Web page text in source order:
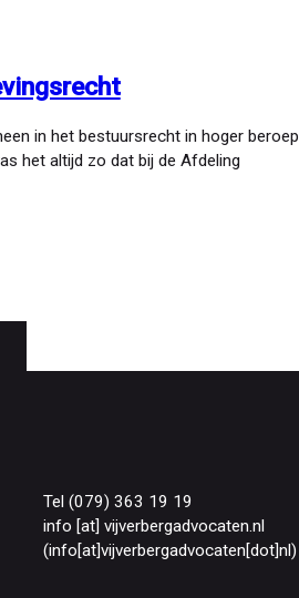
in het bestuursrecht in hoger beroep
het altijd zo dat bij de Afdeling
Tel (079) 363 19 19
info [at] vijverbergadvocaten.nl
(info[at]vijverbergadvocaten[dot]nl)